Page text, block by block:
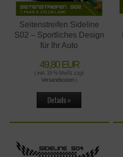
Seitenstreifen Sideline
S02 – Sportliches Design
für Ihr Auto
49,80 EUR
( inkl. 19 % MwSt. zzgl.
Versandkosten )